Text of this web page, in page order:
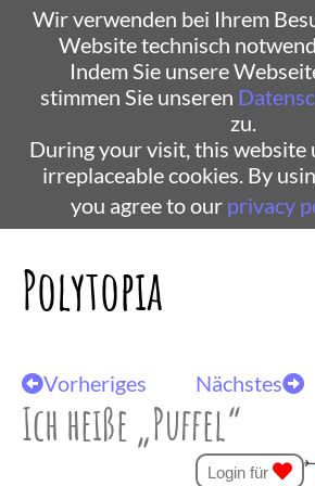
Wir verwenden bei Ihrem
Website technisch
Indem Sie unsere
stimmen Sie unseren
zu.
During your visit, this website
irreplaceable cookies. By
you agree to our privacy
Polytopia
Vorheriges Nächstes
Ich heiße „Puffel“
Login für